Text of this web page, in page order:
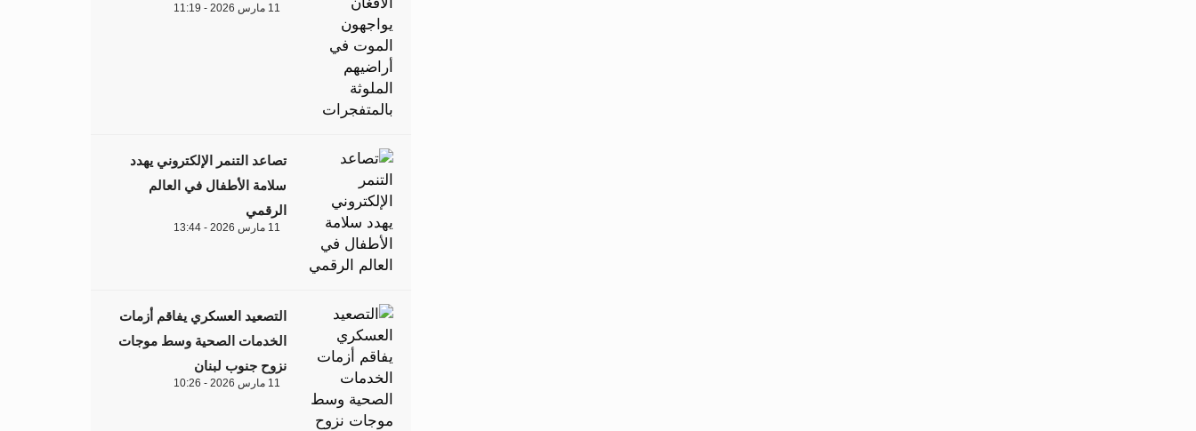
11 مارس 2026 - 11:19
تصاعد التنمر الإلكتروني يهدد
سلامة الأطفال في العالم
الرقمي
11 مارس 2026 - 13:44
التصعيد العسكري يفاقم أزمات
الخدمات الصحية وسط موجات
نزوح جنوب لبنان
11 مارس 2026 - 10:26